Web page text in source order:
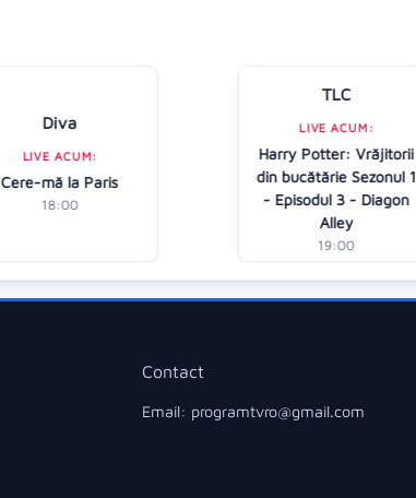
Diva
LIVE ACUM:
Cere-mă la Paris
18:00
TLC
LIVE ACUM:
Harry Potter: Vrăjitorii
din bucătărie Sezonul 1
- Episodul 3 - Diagon
Alley
19:00
Contact
Email: programtvro@gmail.com